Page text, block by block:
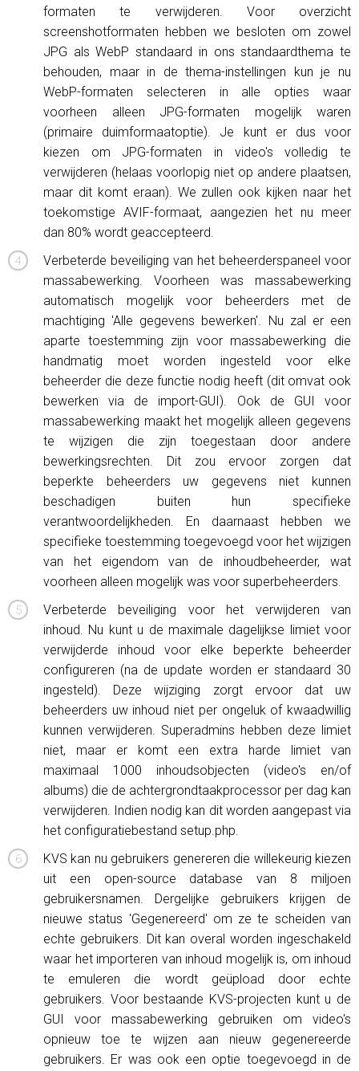
formaten te verwijderen. Voor overzicht
screenshotformaten hebben we besloten om zowel
JPG als WebP standaard in ons standaardthema te
behouden, maar in de thema-instellingen kun je nu
WebP-formaten selecteren in alle opties waar
voorheen alleen JPG-formaten mogelijk waren
(primaire duimformaatoptie). Je kunt er dus voor
kiezen om JPG-formaten in video's volledig te
verwijderen (helaas voorlopig niet op andere plaatsen,
maar dit komt eraan). We zullen ook kijken naar het
toekomstige AVIF-formaat, aangezien het nu meer
dan 80% wordt geaccepteerd.
Verbeterde beveiliging van het beheerderspaneel voor
massabewerking. Voorheen was massabewerking
automatisch mogelijk voor beheerders met de
machtiging 'Alle gegevens bewerken'. Nu zal er een
aparte toestemming zijn voor massabewerking die
handmatig moet worden ingesteld voor elke
beheerder die deze functie nodig heeft (dit omvat ook
bewerken via de import-GUI). Ook de GUI voor
massabewerking maakt het mogelijk alleen gegevens
te wijzigen die zijn toegestaan ​​door andere
bewerkingsrechten. Dit zou ervoor zorgen dat
beperkte beheerders uw gegevens niet kunnen
beschadigen buiten hun specifieke
verantwoordelijkheden. En daarnaast hebben we
specifieke toestemming toegevoegd voor het wijzigen
van het eigendom van de inhoudbeheerder, wat
voorheen alleen mogelijk was voor superbeheerders.
Verbeterde beveiliging voor het verwijderen van
inhoud. Nu kunt u de maximale dagelijkse limiet voor
verwijderde inhoud voor elke beperkte beheerder
configureren (na de update worden er standaard 30
ingesteld). Deze wijziging zorgt ervoor dat uw
beheerders uw inhoud niet per ongeluk of kwaadwillig
kunnen verwijderen. Superadmins hebben deze limiet
niet, maar er komt een extra harde limiet van
maximaal 1000 inhoudsobjecten (video's en/of
albums) die de achtergrondtaakprocessor per dag kan
verwijderen. Indien nodig kan dit worden aangepast via
het configuratiebestand setup.php.
KVS kan nu gebruikers genereren die willekeurig kiezen
uit een open-source database van 8 miljoen
gebruikersnamen. Dergelijke gebruikers krijgen de
nieuwe status 'Gegenereerd' om ze te scheiden van
echte gebruikers. Dit kan overal worden ingeschakeld
waar het importeren van inhoud mogelijk is, om inhoud
te emuleren die wordt geüpload door echte
gebruikers. Voor bestaande KVS-projecten kunt u de
GUI voor massabewerking gebruiken om video's
opnieuw toe te wijzen aan nieuw gegenereerde
gebruikers. Er was ook een optie toegevoegd in de